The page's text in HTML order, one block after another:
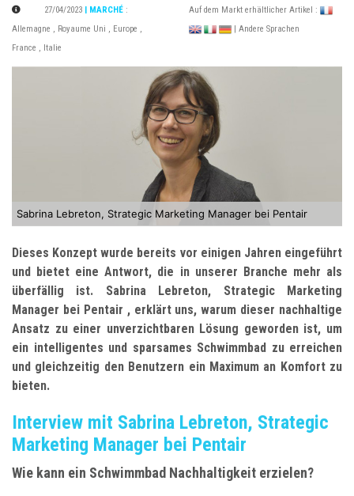
27/04/2023 | MARCHÉ :
Allemagne , Royaume Uni , Europe ,
France , Italie
Auf dem Markt erhältlicher Artikel :
| Andere Sprachen
Sabrina Lebreton, Strategic Marketing Manager bei Pentair
Dieses Konzept wurde bereits vor einigen Jahren eingeführt
und bietet eine Antwort, die in unserer Branche mehr als
überfällig ist. Sabrina Lebreton, Strategic Marketing
Manager bei Pentair , erklärt uns, warum dieser nachhaltige
Ansatz zu einer unverzichtbaren Lösung geworden ist, um
ein intelligentes und sparsames Schwimmbad zu erreichen
und gleichzeitig den Benutzern ein Maximum an Komfort zu
bieten.
Interview mit Sabrina Lebreton, Strategic
Marketing Manager bei Pentair
Wie kann ein Schwimmbad Nachhaltigkeit erzielen?